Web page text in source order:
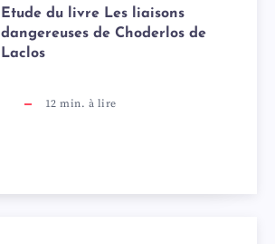
Etude du livre Les liaisons
dangereuses de Choderlos de
Laclos
12 min. à lire